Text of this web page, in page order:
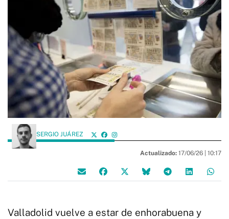
SERGIO JUÁREZ
Actualizado: 17/06/26 | 10:17
Valladolid vuelve a estar de enhorabuena y